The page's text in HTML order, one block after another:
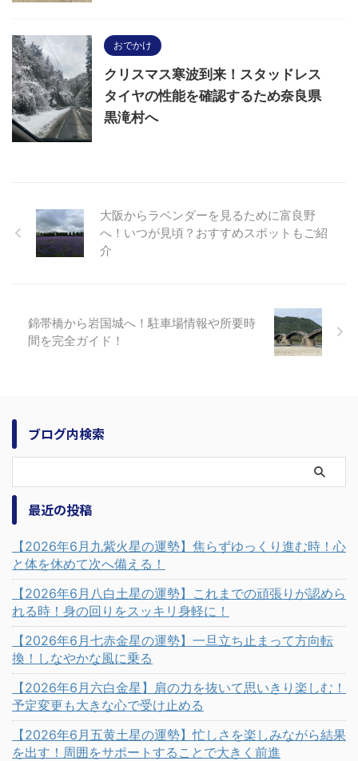
おでかけ
クリスマス寒波到来！スタッドレス
タイヤの性能を確認するため奈良県
黒滝村へ
大阪からラベンダーを見るために富良野
へ！いつが見頃？おすすめスポットもご紹
介
錦帯橋から岩国城へ！駐車場情報や所要時
間を完全ガイド！
ブログ内検索
最近の投稿
【2026年6月九紫火星の運勢】焦らずゆっくり進む時！心
と体を休めて次へ備える！
【2026年6月八白土星の運勢】これまでの頑張りが認めら
れる時！身の回りをスッキリ身軽に！
【2026年6月七赤金星の運勢】一旦立ち止まって方向転
換！しなやかな風に乗る
【2026年6月六白金星】肩の力を抜いて思いきり楽しむ！
予定変更も大きな心で受け止める
【2026年6月五黄土星の運勢】忙しさを楽しみながら結果
を出す！周囲をサポートすることで大きく前進